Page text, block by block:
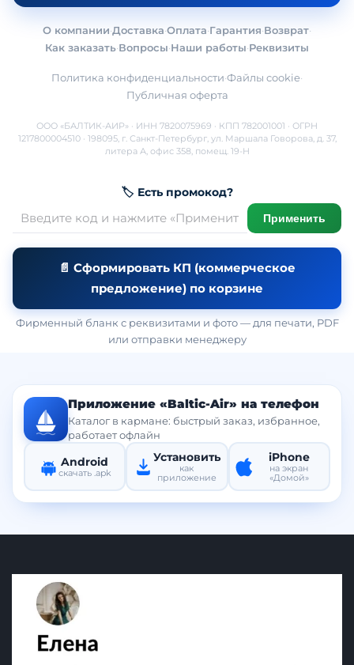
О компании·Доставка·Оплата·Гарантия·Возврат·
Как заказать·Вопросы·Наши работы·Реквизиты
Политика конфиденциальности·Файлы cookie·
Публичная оферта
ООО «БАЛТИК-АИР» · ИНН 7820075969 · КПП 782001001 · ОГРН
1217800004510 · 198095, г. Санкт-Петербург, ул. Маршала Говорова, д. 37,
литера А, офис 358, помещ. 19-Н
🏷 Есть промокод?
Применить
📄 Сформировать КП (коммерческое
предложение) по корзине
Фирменный бланк с реквизитами и фото — для печати, PDF
или отправки менеджеру
Приложение «Baltic-Air» на телефон
Каталог в кармане: быстрый заказ, избранное,
работает офлайн
Android
скачать .apk
Установить
как
приложение
iPhone
на экран
«Домой»